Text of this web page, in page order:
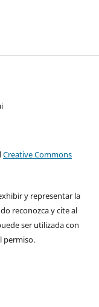
Creative Commons
y representar la
reconozca y cite al
ser utilizada con
permiso.